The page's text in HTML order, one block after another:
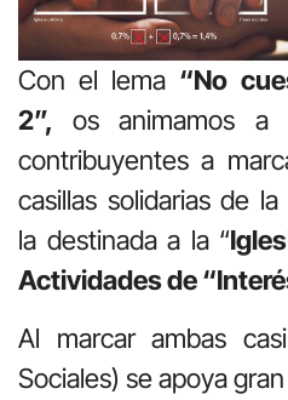
Con el lema “No
2”, os animamos a
contribuyentes a
casillas solidarias de
la destinada a la “
Actividades de
Al marcar ambas
Sociales) se apoya